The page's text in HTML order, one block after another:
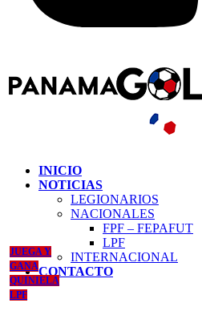
INICIO
NOTICIAS
LEGIONARIOS
NACIONALES
FPF – FEPAFUT
LPF
INTERNACIONAL
CONTACTO
JUEGA Y
GANA
QUINIELA
LPF